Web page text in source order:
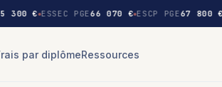
300 € ESSEC PGE66 070 € ESCP PGE67 800 €
par diplômeRessources